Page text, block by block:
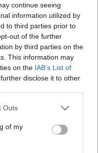
continue seeing
information utilized by
to third parties prior to
out of the further
by third parties on the
This information may
on the IAB’s List of
disclose it to other
one or more Google
You may click to
its third-party tags to
in below Google
Outs
of my